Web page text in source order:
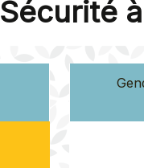
Sécurité